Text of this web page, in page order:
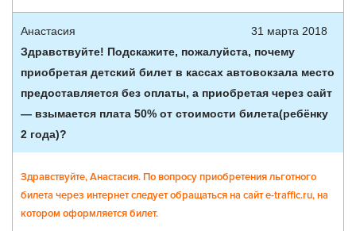
Анастасия
31 марта 2018
Здравствуйте! Подскажите, пожалуйста, почему
приобретая детский билет в кассах автовокзала место
предоставляется без оплаты, а приобретая через сайт
— взымается плата 50% от стоимости билета(ребёнку
2 года)?
Здравствуйте, Анастасия. По вопросу приобретения льготного
билета через интернет следует обращаться на сайт e-traffic.ru, на
котором оформляется билет.